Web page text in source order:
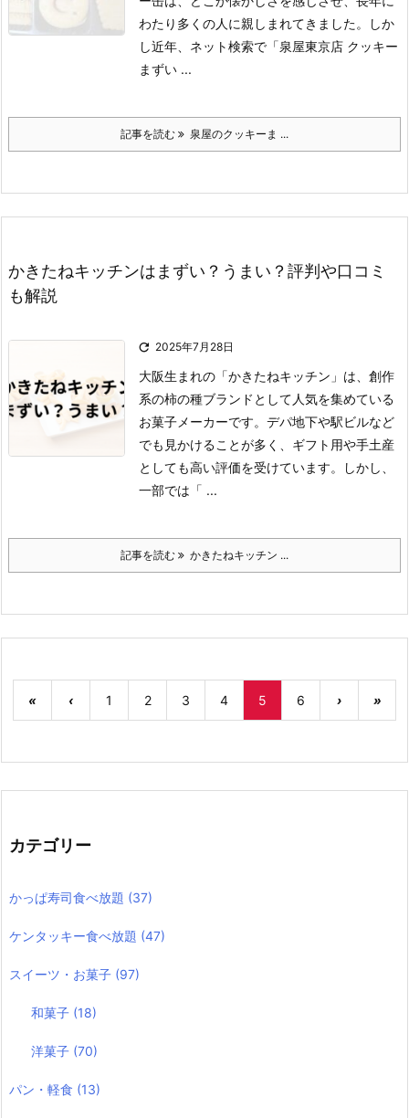
わたり多くの人に親しまれてきました。
しか
し近年、ネット検索で「泉屋東京店 クッキー
まずい ...
記事を読む 泉屋のクッキーま ...
かきたねキッチンはまずい？うまい？評判や口コミ
も解説
 2025年7月28日
大阪生まれの「かきたねキッチン」は、創作
系の柿の種ブランドとして人気を集めている
お菓子メーカーです。 デパ地下や駅ビルなど
でも見かけることが多く、ギフト用や手土産
としても高い評価を受けています。
しかし、
一部では「 ...
記事を読む かきたねキッチン ...
« ‹ 1 2 3 4 5 6 › »
カテゴリー
かっぱ寿司食べ放題 (37)
ケンタッキー食べ放題 (47)
スイーツ・お菓子 (97)
和菓子 (18)
洋菓子 (70)
パン・軽食 (13)